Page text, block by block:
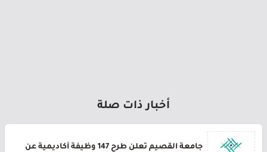
أخبار ذات صلة
جامعة القصيم تعلن طرح 147 وظيفة أكاديمية عن